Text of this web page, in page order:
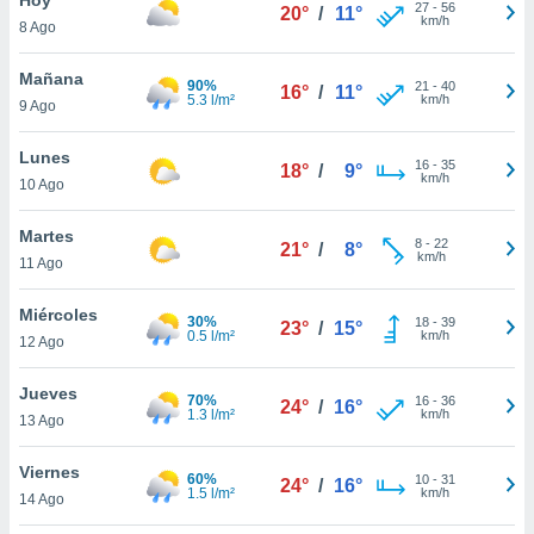
en
más
nuestra
de
cookies
aceptar
8 Ago
20° / 11° 27- 56
km/h
Mañana
9 Ago
90%
5.3 l/m²
16° / 11° 21 - 40
km/h
Lunes
10 Ago
18° / 9° 16- 35
km/h
Martes
11 Ago
21° / 8° 8- 22
km/h
Miércoles
12 Ago
30%
0.5 l/m²
23° / 15° 18- 39
km/h
Jueves
13 Ago
70%
1.3 l/m²
24° / 16° 16- 36
km/h
Viernes
14 Ago
60%
1.5 l/m²
24° / 16° 10- 31
km/h